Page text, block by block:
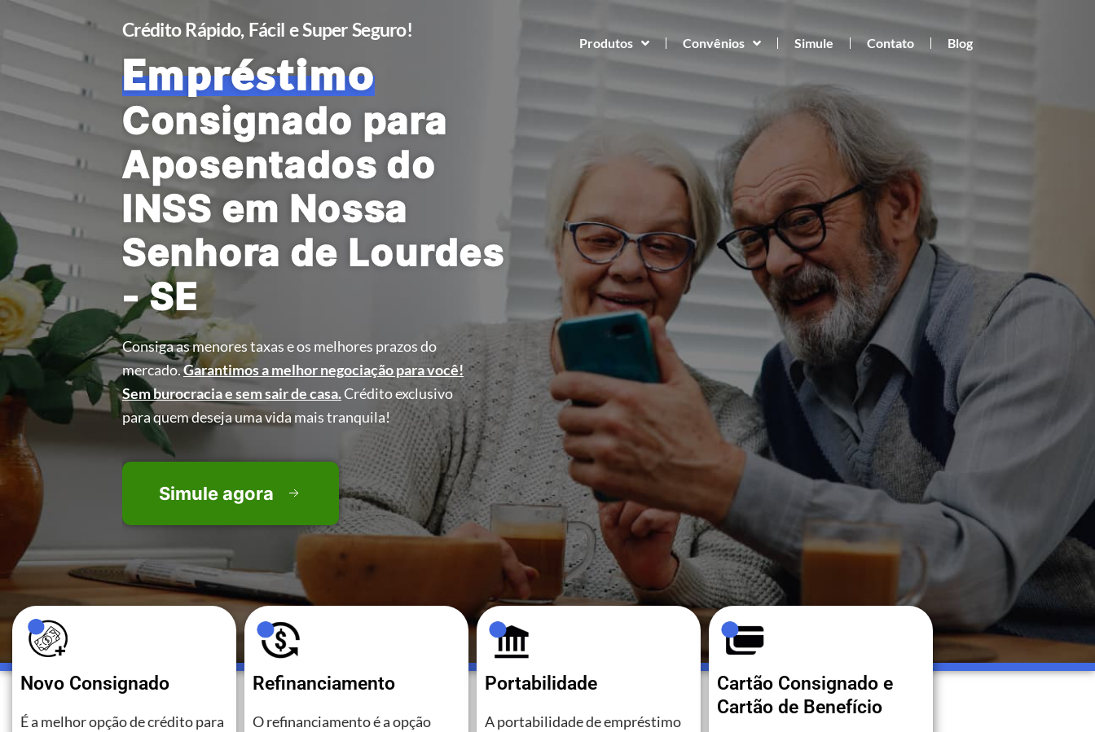
Produtos Convênios Simule Contato Blog
Crédito Rápido, Fácil e Super Seguro!
Empréstimo
Consignado para
Aposentados do
INSS em Nossa
Senhora de Lourdes
- SE
Consiga as menores taxas e os melhores prazos do
mercado.Garantimos a melhor negociação para você!
Sem burocracia e sem sair de casa.Crédito exclusivo
para quem deseja uma vida mais tranquila!
Simule agora
Novo Consignado
É a melhor opção de crédito para
Refinanciamento
O refinanciamento é a opção
Portabilidade
A portabilidade de empréstimo
Cartão Consignado e
Cartão de Benefício